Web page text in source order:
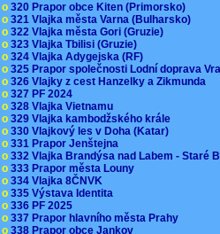
o 320 Prapor obce Kiten (Primorsko)
o 321 Vlajka města Varna (Bulharsko)
o 322 Vlajka města Gori (Gruzie)
o 323 Vlajka Tbilisi (Gruzie)
o 324 Vlajka Adygejska (RF)
o 325 Prapor společnosti Lodní doprava
o 326 Vlajky z cest Hanzelky a Zikmunda
o 327 PF 2024
o 328 Vlajka Vietnamu
o 329 Vlajka kambodžského krále
o 330 Vlajkový les v Doha (Katar)
o 331 Prapor Jenštejna
o 332 Vlajka Brandýsa nad Labem - Staré
o 333 Prapor města Louny
o 334 Vlajka 8ČNVK
o 335 Výstava Identita
o 336 PF 2025
o 337 Prapor hlavního města Prahy
o 338 Prapor obce Jankov